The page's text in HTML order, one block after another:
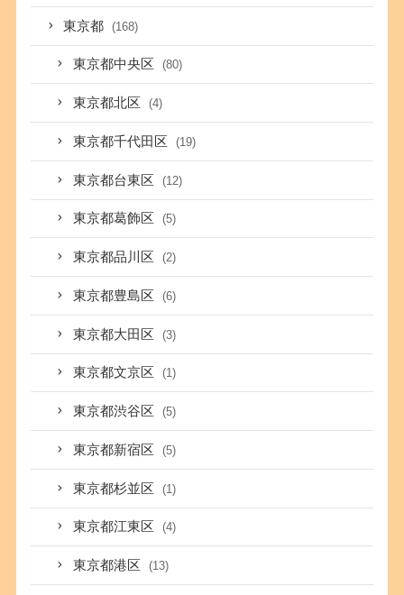
東京都 (168)
東京都中央区 (80)
東京都北区 (4)
東京都千代田区 (19)
東京都台東区 (12)
東京都葛飾区 (5)
東京都品川区 (2)
東京都豊島区 (6)
東京都大田区 (3)
東京都文京区 (1)
東京都渋谷区 (5)
東京都新宿区 (5)
東京都杉並区 (1)
東京都江東区 (4)
東京都港区 (13)